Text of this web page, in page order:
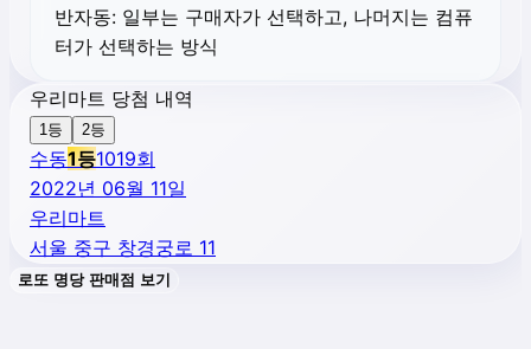
반자동: 일부는 구매자가 선택하고, 나머지는 컴퓨
터가 선택하는 방식
우리마트 당첨 내역
1등 2등
수동1등1019회
2022년 06월 11일
우리마트
서울 중구 창경궁로 11
로또 명당 판매점 보기